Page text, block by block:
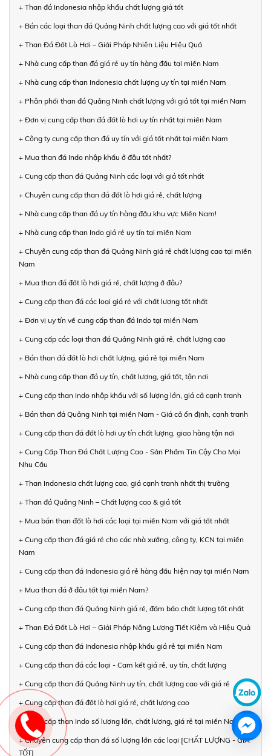
+ Than đá Indonesia nhập khẩu chất lượng giá tốt
+ Bán các loại than đá Quảng Ninh chất lượng cao với giá tốt nhất
+ Than Đá Đốt Lò Hơi – Giải Pháp Nhiên Liệu Hiệu Quả
+ Nhà cung cấp than đá giá rẻ uy tín hàng đầu tại miền Nam
+ Nhà cung cấp than Indonesia chất lượng uy tín tại miền Nam
+ Phân phối than đá Quảng Ninh chất lượng với giá tốt tại miền Nam
+ Đơn vị cung cấp than đá đốt lò hơi uy tín nhất tại miền Nam
+ Công ty cung cấp than đá uy tín với giá tốt nhất tại miền Nam
+ Mua than đá Indo nhập khẩu ở đâu tốt nhất?
+ Cung cấp than đá Quảng Ninh các loại với giá tốt nhất
+ Chuyên cung cấp than đá đốt lò hơi giá rẻ, chất lượng
+ Nhà cung cấp than đá uy tín hàng đầu khu vực Miền Nam!
+ Nhà cung cấp than Indo giá rẻ uy tín tại miền Nam
+ Chuyên cung cấp than đá Quảng Ninh giá rẻ chất lượng cao tại miền
Nam
+ Mua than đá đốt lò hơi giá rẻ, chất lượng ở đâu?
+ Cung cấp than đá các loại giá rẻ với chất lượng tốt nhất
+ Đơn vị uy tín về cung cấp than đá Indo tại miền Nam
+ Cung cấp các loại than đá Quảng Ninh giá rẻ, chất lượng cao
+ Bán than đá đốt lò hơi chất lượng, giá rẻ tại miền Nam
+ Nhà cung cấp than đá uy tín, chất lượng, giá tốt, tận nơi
+ Cung cấp than Indo nhập khẩu với số lượng lớn, giá cả cạnh tranh
+ Bán than đá Quảng Ninh tại miền Nam - Giá cả ổn định, cạnh tranh
+ Cung cấp than đá đốt lò hơi uy tín chất lượng, giao hàng tận nơi
+ Cung Cấp Than Đá Chất Lượng Cao - Sản Phẩm Tin Cậy Cho Mọi
Nhu Cầu
+ Than Indonesia chất lượng cao, giá cạnh tranh nhất thị trường
+ Than đá Quảng Ninh – Chất lượng cao & giá tốt
+ Mua bán than đốt lò hơi các loại tại miền Nam với giá tốt nhất
+ Cung cấp than đá giá rẻ cho các nhà xưởng, công ty, KCN tại miền
Nam
+ Cung cấp than đá Indonesia giá rẻ hàng đầu hiện nay tại miền Nam
+ Mua than đá ở đâu tốt tại miền Nam?
+ Cung cấp than đá Quảng Ninh giá rẻ, đảm bảo chất lượng tốt nhất
+ Than Đá Đốt Lò Hơi – Giải Pháp Năng Lượng Tiết Kiệm và Hiệu Quả
+ Cung cấp than đá Indonesia nhập khẩu giá rẻ tại miền Nam
+ Cung cấp than đá các loại - Cam kết giá rẻ, uy tín, chất lượng
+ Cung cấp than đá Quảng Ninh uy tín, chất lượng cao với giá rẻ
+ Cung cấp than đá đốt lò hơi giá rẻ, chất lượng cao
+ Cung cấp than Indo số lượng lớn, chất lượng, giá rẻ tại miền Nam
+ Chuyên cung cấp than đá số lượng lớn các loại [CHẤT LƯỢNG - GIÁ
TỐT]